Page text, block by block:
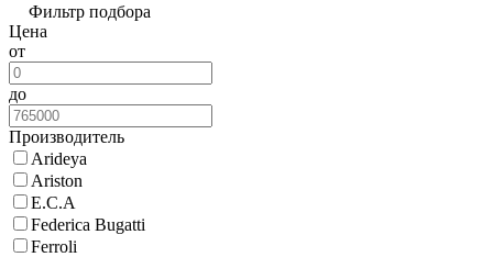
Фильтр подбора
Цена
от
до
Производитель
Arideya
Ariston
E.C.A
Federica Bugatti
Ferroli